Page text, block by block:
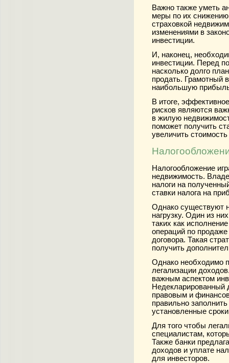
Важно также уметь
меры по их
страховкой
изменениями в
инвестиции.
И, наконец,
инвестиции. Перед
насколько долго
продать. Грамотный
наибольшую
В итоге,
рисков являются
в жилую
поможет получить
увеличить
Налогообложение
недвижимость.
налоги на
ставки налога на
Однако существуют
нагрузку. Один из
таких как
операций по
договора. Такая
получить
Однако необходимо
легализации
важным аспектом
Недекларированный
правовым и
правильно
установленные
Для того чтобы
специалистам,
Также банки
доходов и уплате
для инвесторов.